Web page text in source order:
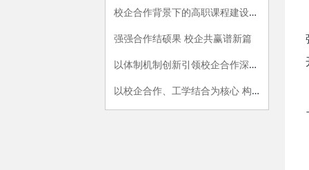
校企合作背景下的高职课程建设与改革
强强合作结硕果 校企共赢谱新篇
以体制机制创新引领校企合作深入发展
以校企合作、工学结合为核心 构建现代职业教育的教学环境